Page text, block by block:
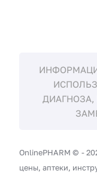
ДИАГНОЗА,
OnlinePHARM © -
цены, аптеки,